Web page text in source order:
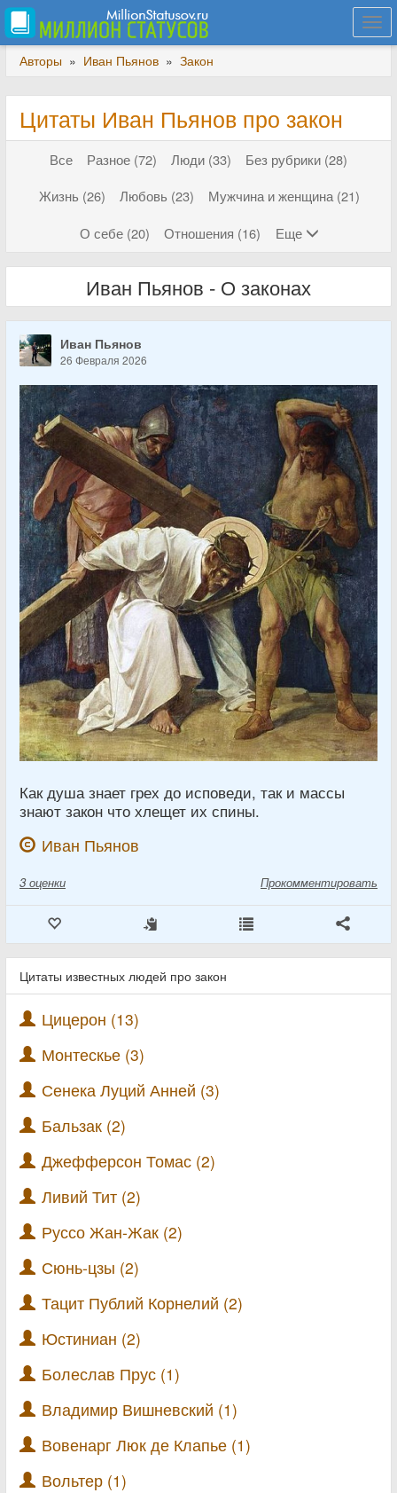
Авторы » Иван Пьянов » Закон
Цитаты Иван Пьянов про закон
Все Разное (72) Люди (33)
Без рубрики (28)
Жизнь (26)
Любовь (23)
Мужчина и женщина (21)
О себе (20)
Отношения (16) Еще
Иван Пьянов - О законах
Иван Пьянов
26 Февраля 2026
Как душа знает грех до исповеди, так и массы
знают закон что хлещет их спины.
Иван Пьянов
3 оценки Прокомментировать
Цитаты известных людей про закон
Цицерон (13)
Монтескье (3)
Сенека Луций Анней (3)
Бальзак (2)
Джефферсон Томас (2)
Ливий Тит (2)
Руссо Жан-Жак (2)
Сюнь-цзы (2)
Тацит Публий Корнелий (2)
Юстиниан (2)
Болеслав Прус (1)
Владимир Вишневский (1)
Вовенарг Люк де Клапье (1)
Вольтер (1)